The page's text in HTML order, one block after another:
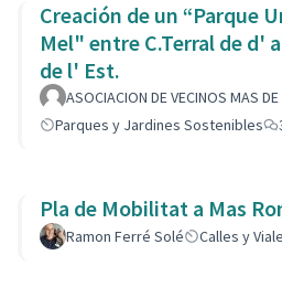
Creación de un “Parque
Mel" entre C.Terral de d'
de l' Est.
ASOCIACION DE VECINOS MAS DE
Parques y Jardines Sostenibles
Pla de Mobilitat a Mas
Ramon Ferré Solé Calles y